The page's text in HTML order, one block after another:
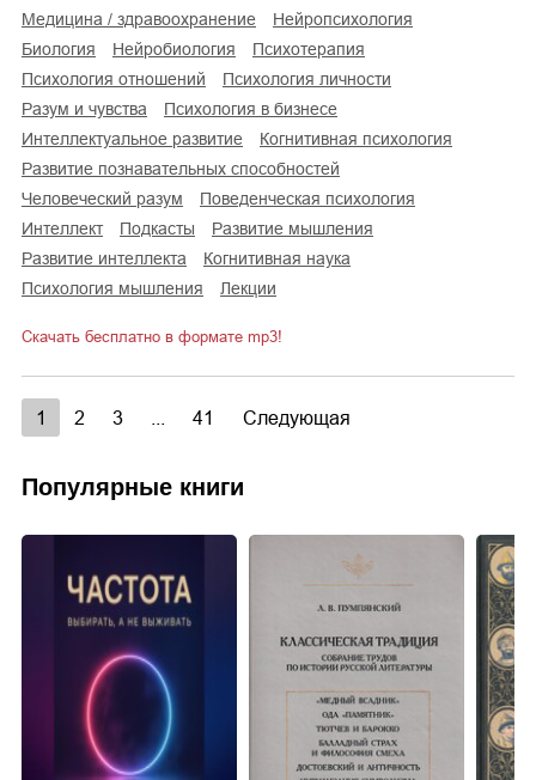
медицина / здравоохранение
нейропсихология
биология
нейробиология
психотерапия
психология отношений
психология личности
разум и чувства
психология в бизнесе
интеллектуальное развитие
когнитивная психология
развитие познавательных способностей
человеческий разум
поведенческая психология
интеллект
подкасты
развитие мышления
развитие интеллекта
когнитивная наука
психология мышления
лекции
Скачать бесплатно в формате mp3!
1 2 3 41 Следующая
Популярные книги